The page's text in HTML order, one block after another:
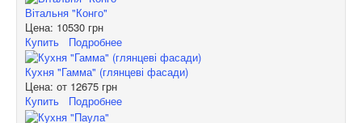
Вітальня "Конго"
Цена: 10530 грн
Купить
Подробнее
Кухня "Гамма" (глянцеві фасади)
Цена: от 12675 грн
Купить
Подробнее